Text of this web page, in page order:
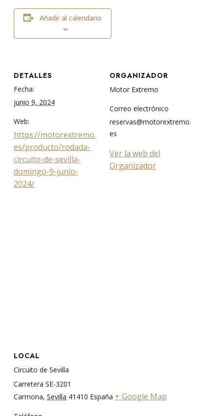
Añadir al calendario
DETALLES
Fecha:
junio 9, 2024
Web:
https://motorextremo.
es/producto/rodada-
circuito-de-sevilla-
domingo-9-junio-
2024/
ORGANIZADOR
Motor Extremo
Correo electrónico
reservas@motorextremo.
es
Ver la web del
Organizador
LOCAL
Circuito de Sevilla
Carretera SE-3201
Carmona, Sevilla 41410 España + Google Map